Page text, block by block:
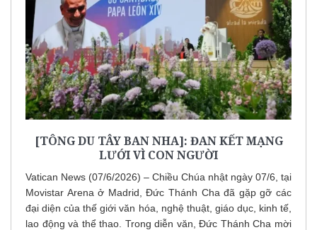
[TÔNG DU TÂY BAN NHA]: ĐAN KẾT MẠNG
LƯỚI VÌ CON NGƯỜI
Vatican News (07/6/2026) – Chiều Chúa nhật ngày 07/6, tại
Movistar Arena ở Madrid, Đức Thánh Cha đã gặp gỡ các
đại diện của thế giới văn hóa, nghệ thuật, giáo dục, kinh tế,
lao động và thể thao. Trong diễn văn, Đức Thánh Cha mời